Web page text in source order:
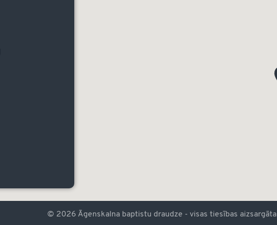
© 2026 Āgenskalna baptistu draudze - visas tiesības